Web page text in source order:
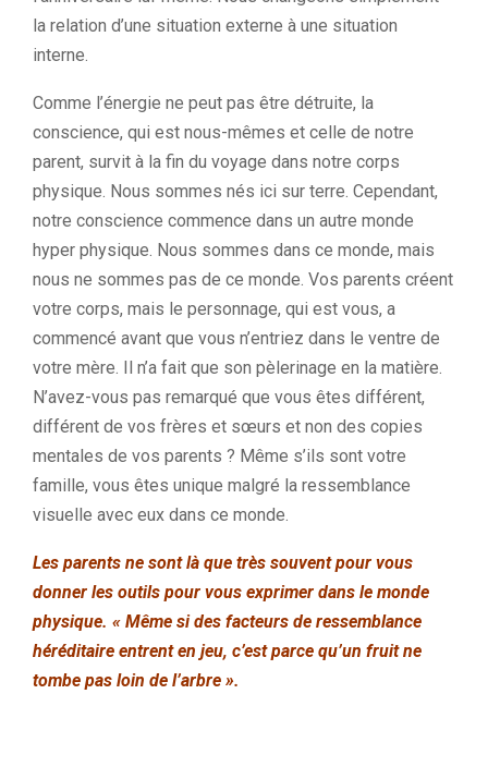
la relation d’une situation externe à une situation
interne.
Comme l’énergie ne peut pas être détruite, la
conscience, qui est nous-mêmes et celle de notre
parent, survit à la fin du voyage dans notre corps
physique. Nous sommes nés ici sur terre. Cependant,
notre conscience commence dans un autre monde
hyper physique. Nous sommes dans ce monde, mais
nous ne sommes pas de ce monde. Vos parents créent
votre corps, mais le personnage, qui est vous, a
commencé avant que vous n’entriez dans le ventre de
votre mère. Il n’a fait que son pèlerinage en la matière.
N’avez-vous pas remarqué que vous êtes différent,
différent de vos frères et sœurs et non des copies
mentales de vos parents ? Même s’ils sont votre
famille, vous êtes unique malgré la ressemblance
visuelle avec eux dans ce monde.
Les parents ne sont là que très souvent pour vous
donner les outils pour vous exprimer dans le monde
physique. « Même si des facteurs de ressemblance
héréditaire entrent en jeu, c’est parce qu’un fruit ne
tombe pas loin de l’arbre ».